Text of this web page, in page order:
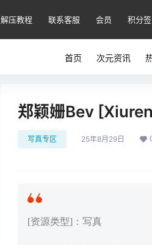
解压教程 联系客服 会员 积分
首页 次元资讯
郑颖姗Bev
写真专区 25年8月29日
[资源类型]：写真